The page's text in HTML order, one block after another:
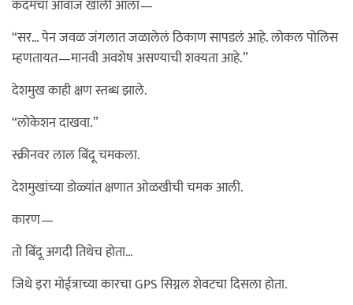
कदमचा आवाज खाली आला—
“सर… पेन जवळ जंगलात जळालेलं ठिकाण सापडलं आहे. लोकल पोलिस
म्हणतायत—मानवी अवशेष असण्याची शक्यता आहे.”
देशमुख काही क्षण स्तब्ध झाले.
“लोकेशन दाखवा.”
स्क्रीनवर लाल बिंदू चमकला.
देशमुखांच्या डोळ्यांत क्षणात ओळखीची चमक आली.
कारण—
तो बिंदू अगदी तिथेच होता…
जिथे इरा मोईत्राच्या कारचा GPS सिग्नल शेवटचा दिसला होता.